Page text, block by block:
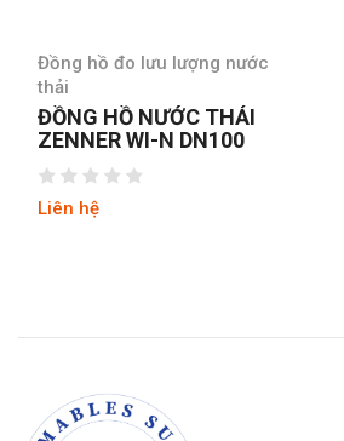
Đồng hồ đo lưu lượng nước
thải
ĐỒNG HỒ NƯỚC THẢI
ZENNER WI-N DN150
Liên hệ